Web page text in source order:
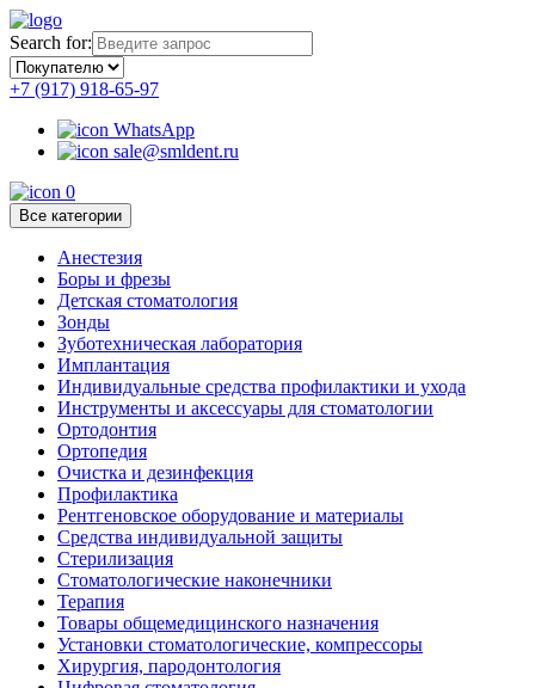
Search for:
+7 (917) 918-65-97
WhatsApp
sale@smldent.ru
0
Все категории
Анестезия
Боры и фрезы
Детская стоматология
Зонды
Зуботехническая лаборатория
Имплантация
Индивидуальные средства профилактики и ухода
Инструменты и аксессуары для стоматологии
Ортодонтия
Ортопедия
Очистка и дезинфекция
Профилактика
Рентгеновское оборудование и материалы
Средства индивидуальной защиты
Стерилизация
Стоматологические наконечники
Терапия
Товары общемедицинского назначения
Установки стоматологические, компрессоры
Хирургия, пародонтология